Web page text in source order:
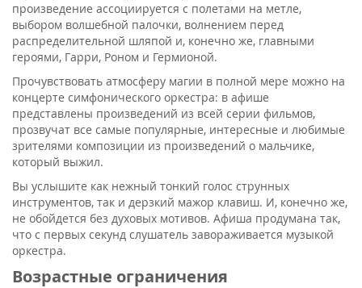
произведение ассоциируется с полетами на метле,
выбором волшебной палочки, волнением перед
распределительной шляпой и, конечно же, главными
героями, Гарри, Роном и Гермионой.
Прочувствовать атмосферу магии в полной мере можно на
концерте симфонического оркестра: в афише
представлены произведений из всей серии фильмов,
прозвучат все самые популярные, интересные и любимые
зрителями композиции из произведений о мальчике,
который выжил.
Вы услышите как нежный тонкий голос струнных
инструментов, так и дерзкий мажор клавиш. И, конечно же,
не обойдется без духовых мотивов. Афиша продумана так,
что с первых секунд слушатель завораживается музыкой
оркестра.
Возрастные ограничения